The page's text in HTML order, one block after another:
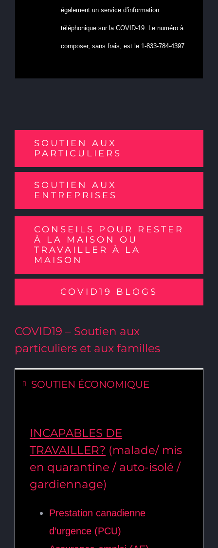
également un service d’information
téléphonique sur la COVID-19. Le numéro à
composer, sans frais, est le 1-833-784-4397.
SOUTIEN AUX
PARTICULIERS
SOUTIEN AUX
ENTREPRISES
CONSEILS POUR RESTER
À LA MAISON OU
TRAVAILLER À LA
MAISON
COVID19 BLOGS
COVID19 – Soutien aux
particuliers et aux familles
SOUTIEN ÉCONOMIQUE
INCAPABLES DE
TRAVAILLER? (malade/ mis
en quarantine / auto-isolé /
gardiennage)
Prestation canadienne
d’urgence (PCU)